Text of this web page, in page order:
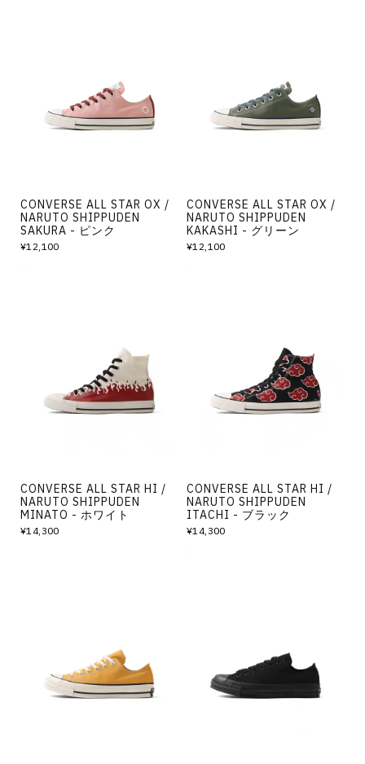
CONVERSE ALL STAR OX /
NARUTO SHIPPUDEN
SAKURA - ピンク
¥12,100
CONVERSE ALL STAR OX /
NARUTO SHIPPUDEN
KAKASHI - グリーン
¥12,100
CONVERSE ALL STAR HI /
NARUTO SHIPPUDEN
MINATO - ホワイト
¥14,300
CONVERSE ALL STAR HI /
NARUTO SHIPPUDEN
ITACHI - ブラック
¥14,300